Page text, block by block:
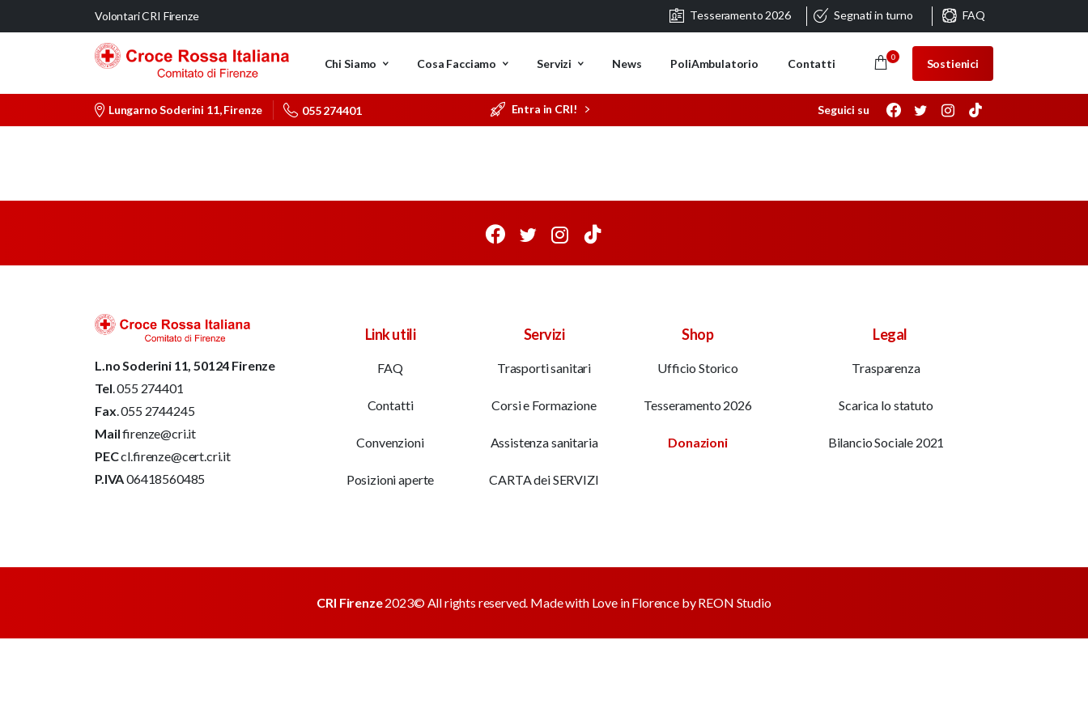
Volontari CRI Firenze Tesseramento 2026 Segnati in turno FAQ
Chi Siamo Cosa Facciamo Servizi News PoliAmbulatorio Contatti 0 Sostienici
Lungarno Soderini 11, Firenze 055 274401 Entra in CRI! Seguici su
L.no Soderini 11, 50124 Firenze
Tel. 055 274401
Fax. 055 2744245
Mailfirenze@cri.it
PECcl.firenze@cert.cri.it
P.IVA06418560485
Link utili
FAQ
Contatti
Convenzioni
Posizioni aperte
Servizi
Trasporti sanitari
Corsi e Formazione
Assistenza sanitaria
CARTA dei SERVIZI
Shop
Ufficio Storico
Tesseramento 2026
Donazioni
Legal
Trasparenza
Scarica lo statuto
Bilancio Sociale 2021
CRI Firenze2023© All rights reserved. Made with Love in Florence byREON Studio